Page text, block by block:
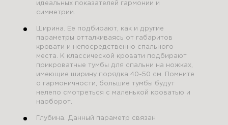
идеальных показателей гармонии и
симметрии.
Ширина. Ее подбирают, как и другие
параметры отталкиваясь от габаритов
кровати и непосредственно спального
места. К классической кровати подбирают
прикроватные тумбы для спальни на ножках,
имеющие ширину порядка 40-50 см. Помните
о гармоничности, большие тумбы будут
нелепо смотреться с маленькой кроватью и
наоборот.
Глубина. Данный параметр связан